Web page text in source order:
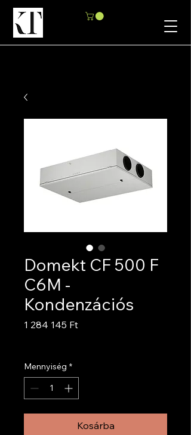
Domekt CF 500 F
C6M -
Kondenzációs
1 284 145 FtÁr
Mennyiség *
Kosárba